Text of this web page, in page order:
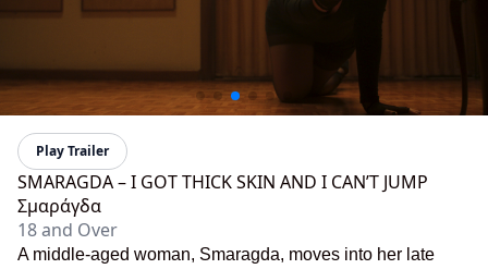
Play Trailer
SMARAGDA – I GOT THICK SKIN AND I CAN’T JUMP
Σμαράγδα
18 and Over
A middle-aged woman, Smaragda, moves into her late